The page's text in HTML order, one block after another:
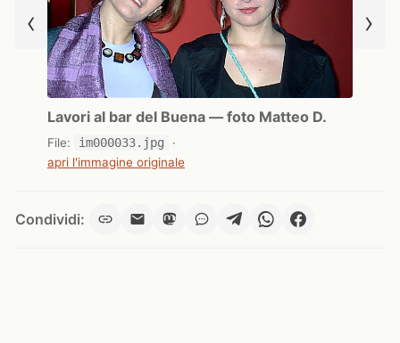
‹
Lavori al bar del Buena — foto Matteo D.
File: im000033.jpg
·
apri l'immagine originale
›
Condividi: